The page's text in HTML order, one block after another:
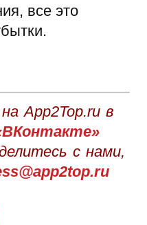
все это
App2Top.ru в
с нами,